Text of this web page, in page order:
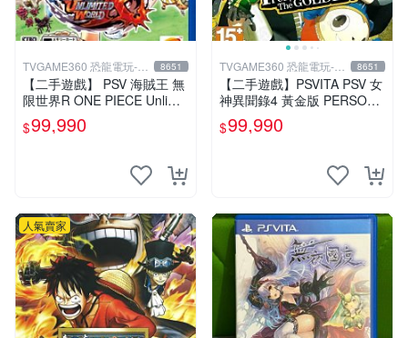
TVGAME360 恐龍電玩-台
中店
8651
【二手遊戲】 PSV 海賊王 無
限世界R ONE PIECE Unlimit
ed World 中文版【台中恐龍
電玩】
$99,990
TVGAME360 恐龍電玩-台
中店
8651
【二手遊戲】PSVITA PSV 女
神異聞錄4 黃金版 PERSONA
4 The GOLDEN 中文版【台
中恐龍電玩】
$99,990
人氣賣家